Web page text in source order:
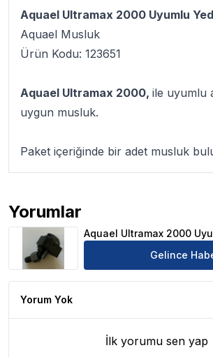
Aquael Ultramax 2000 Uyumlu
Aquael Musluk
Ürün Kodu: 123651
Aquael Ultramax 2000, ile uyumlu
uygun musluk.
Paket içeriğinde bir adet musluk
Yorumlar
Aquael Ultramax 2000 Uyumlu
Aquael Ultramax 2000
Gelince
Yorum Yok
İlk yorumu sen yap